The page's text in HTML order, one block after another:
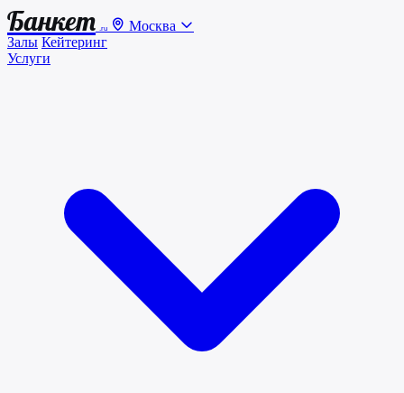
Банкет .ru
Москва
Залы Кейтеринг
Услуги